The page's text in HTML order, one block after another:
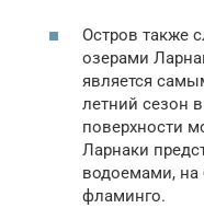
Остров также
озерами
является
летний сезон
поверхности
Ларнаки
водоемами, на
фламинго.